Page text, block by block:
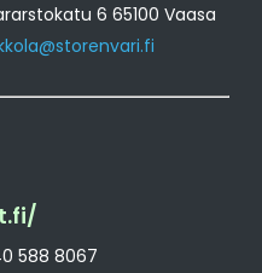
6 65100 Vaasa
588 8067